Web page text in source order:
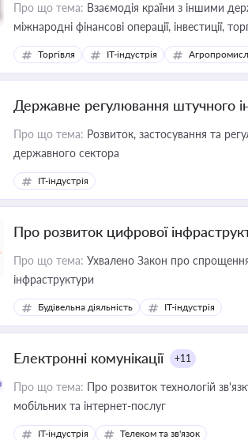
Про що тема: Взаємодія країни з іншими
міжнародні фінансові операції, інвестиції,
Торгівля IT-індустрія
Державне регулювання штучного
Про що тема: Розвиток, застосування та
державного сектора
IT-індустрія
Про розвиток цифрової
Про що тема: Ухвалено Закон про
інфраструктури
Будівельна діяльність IT-індустрія
Електронні комунікації +11
Про що тема: Про розвиток технологій
мобільних та інтернет-послуг
IT-індустрія Телеком та зв'язок